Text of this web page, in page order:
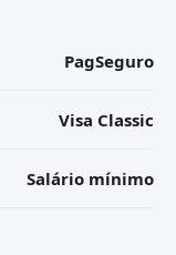
PagSeguro
Visa Classic
Salário mínimo